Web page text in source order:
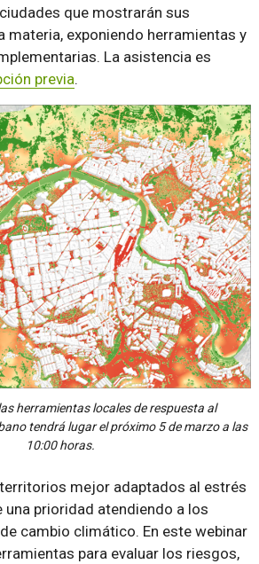
que mostrarán sus
materia, exponiendo herramientas y
La asistencia es
previa.
herramientas locales de respuesta al
tendrá lugar el próximo 5 de marzo a las
10:00 horas.
mejor adaptados al estrés
prioridad atendiendo a los
cambio climático. En este webinar
para evaluar los riesgos,